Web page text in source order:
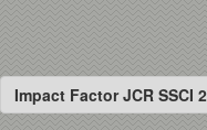
Impact Factor JCR SSCI